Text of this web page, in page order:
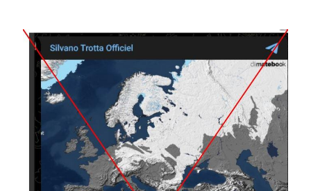
Image